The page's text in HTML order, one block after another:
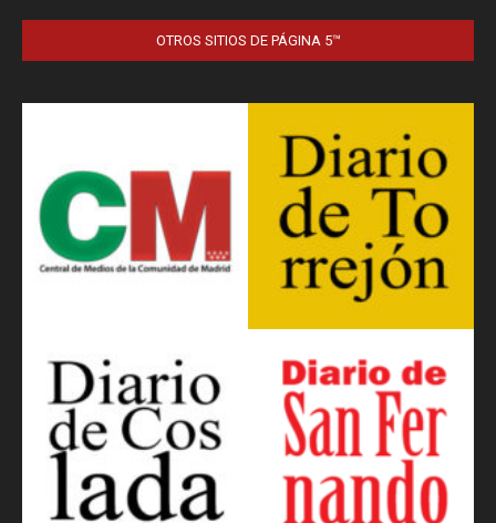
OTROS SITIOS DE PÁGINA 5™